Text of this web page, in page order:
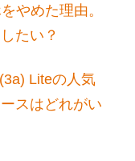
やめた理由。
たい？
Liteの人気
スはどれがい